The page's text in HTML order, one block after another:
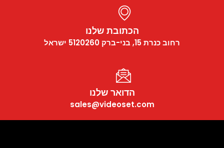
הכתובת שלנו
רחוב כנרת 15, בני-ברק 5120260 ישראל
הדואר שלנו
sales@videoset.com